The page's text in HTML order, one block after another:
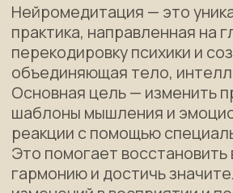
Основная цель — изменить привычные
шаблоны мышления и эмоциональные
реакции с помощью специальных техник.
Это помогает восстановить внутреннюю
гармонию и достичь значительных
изменений в восприятии и поведении.